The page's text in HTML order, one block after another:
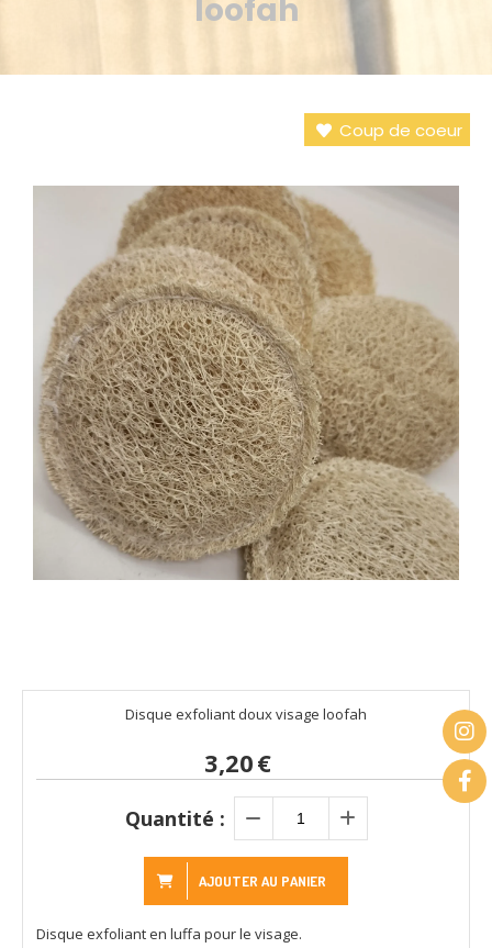
loofah
Coup de coeur
Disque exfoliant doux visage loofah
3,20€
Quantité :
AJOUTER AU PANIER
Disque exfoliant en luffa pour le visage.